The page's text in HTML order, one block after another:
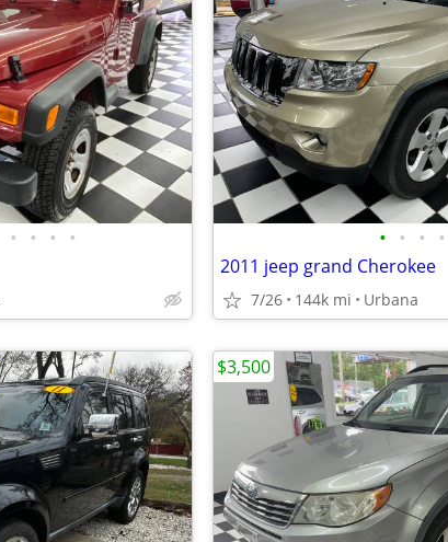
• • • • • • • •
2011 jeep grand Cherokee
7/26 144k mi Urbana
$3,500